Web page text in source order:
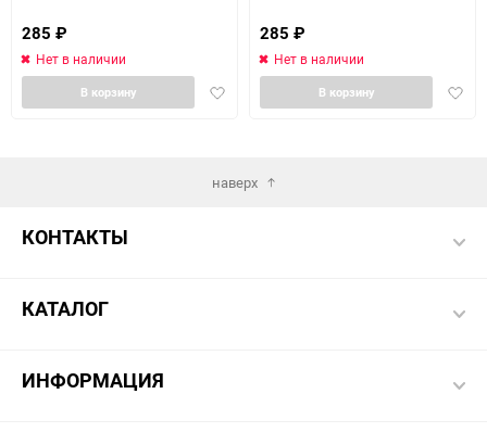
285 ₽
Нет в наличии
Добавить
В корзину
285 ₽
Нет в наличии
В корзину
наверх
КОНТАКТЫ
КАТАЛОГ
ИНФОРМАЦИЯ